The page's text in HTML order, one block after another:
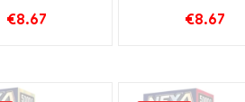
€8.67 €8.67